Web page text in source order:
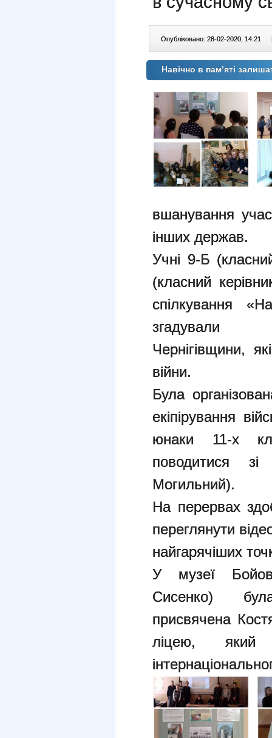
Опубліковано: 28-02-2020, 14:21 |
Навічно в пам’яті
вшанування
інших держав.
Учні 9-Б
(класний
спілкування
згадували
Чернігівщини,
війни.
Була
екіпірування
юнаки 11-х
поводитися зі
Могильний).
На перервах
переглянути
найгарячіших
У музеї
Сисенко)
присвячена
ліцею, який